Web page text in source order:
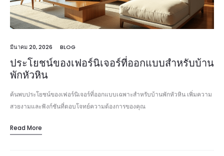
มีนาคม 20, 2026 BLOG
ประโยชน์ของเฟอร์นิเจอร์ที่ออกแบบสำหรับบ้าน
พักหัวหิน
ค้นพบประโยชน์ของเฟอร์นิเจอร์ที่ออกแบบเฉพาะสำหรับบ้านพักหัวหิน เพิ่มความ
สวยงามและฟังก์ชันที่ตอบโจทย์ความต้องการของคุณ
Read More